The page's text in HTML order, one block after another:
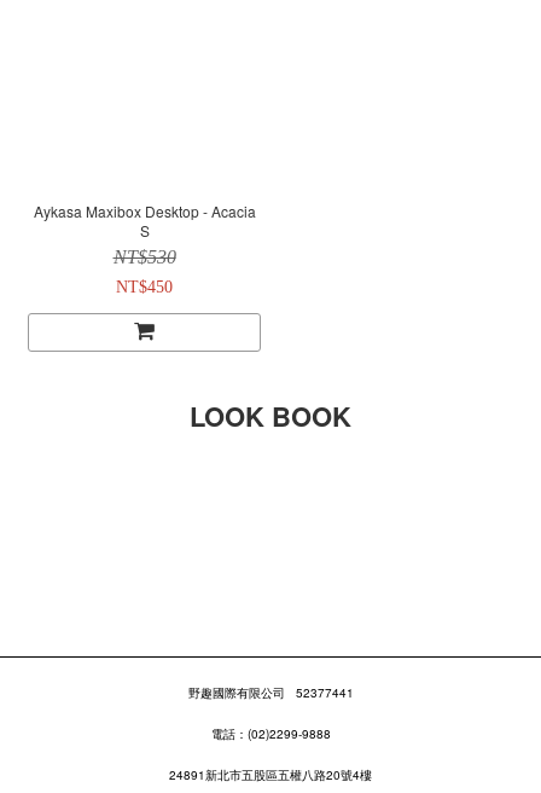
Aykasa Maxibox Desktop - Acacia
S
NT$530
NT$450
LOOK BOOK
野趣國際有限公司 52377441
電話：(02)2299-9888
24891新北市五股區五權八路20號4樓